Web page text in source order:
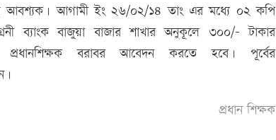
আগামী ইং ২৬/০২/১৪ তাং এর মধ্যে ০২ কপি
ব্যাংক বাজুয়া বাজার শাখার অনুকূলে ৩০০/- টাকার
প্রধানশিক্ষক বরাবর আবেদন করতে হবে। পূর্বের
প্রধান শিক্ষক